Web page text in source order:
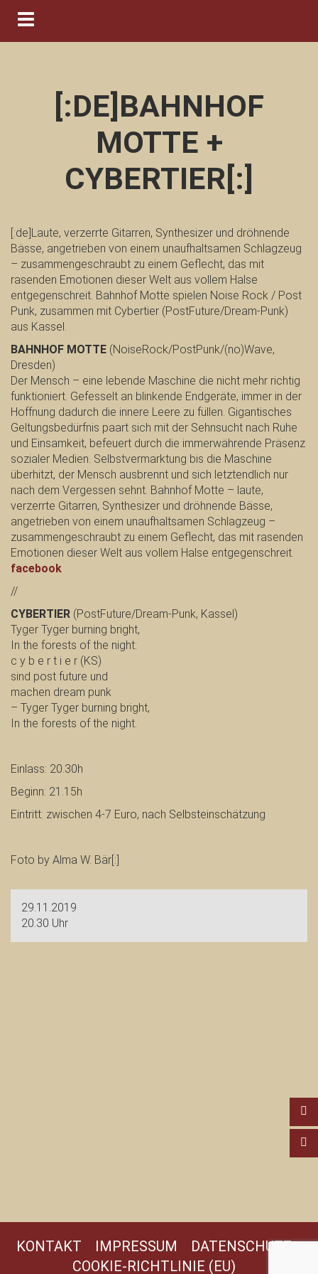
Navigation ein-/ausblenden
[:DE]BAHNHOF
MOTTE +
CYBERTIER[:]
[:de]Laute, verzerrte Gitarren, Synthesizer und dröhnende
Bässe, angetrieben von einem unaufhaltsamen Schlagzeug
– zusammengeschraubt zu einem Geflecht, das mit
rasenden Emotionen dieser Welt aus vollem Halse
entgegenschreit. Bahnhof Motte spielen Noise Rock / Post
Punk, zusammen mit Cybertier (PostFuture/Dream-Punk)
aus Kassel.
BAHNHOF MOTTE (NoiseRock/PostPunk/(no)Wave,
Dresden)
Der Mensch – eine lebende Maschine die nicht mehr richtig
funktioniert. Gefesselt an blinkende Endgeräte, immer in der
Hoffnung dadurch die innere Leere zu füllen. Gigantisches
Geltungsbedürfnis paart sich mit der Sehnsucht nach Ruhe
und Einsamkeit, befeuert durch die immerwährende Präsenz
sozialer Medien. Selbstvermarktung bis die Maschine
überhitzt, der Mensch ausbrennt und sich letztendlich nur
nach dem Vergessen sehnt. Bahnhof Motte – laute,
verzerrte Gitarren, Synthesizer und dröhnende Bässe,
angetrieben von einem unaufhaltsamen Schlagzeug –
zusammengeschraubt zu einem Geflecht, das mit rasenden
Emotionen dieser Welt aus vollem Halse entgegenschreit.
facebook
//
CYBERTIER (PostFuture/Dream-Punk, Kassel)
Tyger Tyger burning bright,
In the forests of the night:
c y b e r t i e r (KS)
sind post future und
machen dream punk
– Tyger Tyger burning bright,
In the forests of the night.
Einlass: 20.30h
Beginn: 21.15h
Eintritt: zwischen 4-7 Euro, nach Selbsteinschätzung
Foto by Alma W. Bär[:]
29.11.2019
20.30 Uhr
KONTAKT IMPRESSUM
DATENSCHUTZ
COOKIE-RICHTLINIE (EU)